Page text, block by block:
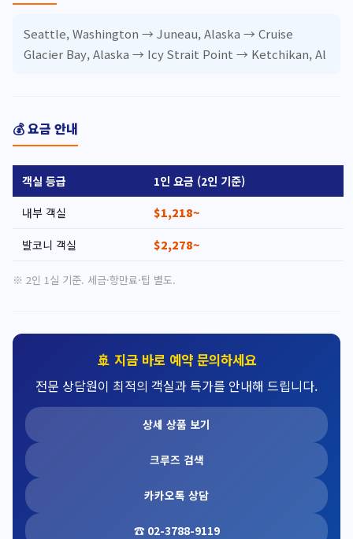
Seattle, Washington → Juneau, Alaska → Cruise
Glacier Bay, Alaska → Icy Strait Point → Ketchikan, Al
💰 요금 안내
객실 등급
1인 요금 (2인 기준)
내부 객실
$1,218~
발코니 객실 $2,278~
※ 2인 1실 기준. 세금·항만료·팁 별도.
🚢 지금 바로 예약 문의하세요
전문 상담원이 최적의 객실과 특가를 안내해 드립니다.
상세 상품 보기
크루즈 검색
카카오톡 상담
☎ 02-3788-9119